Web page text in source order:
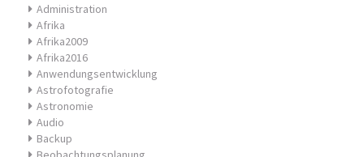
Administration
Afrika
Afrika2009
Afrika2016
Anwendungsentwicklung
Astrofotografie
Astronomie
Audio
Backup